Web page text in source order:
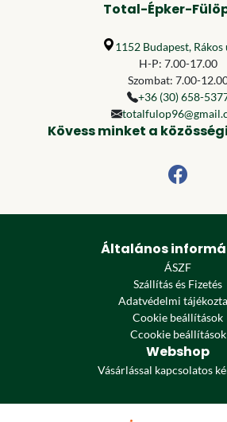
Total-Épker-
1152 Budapest, Rákos
H-P: 7.00-17.00
Szombat: 7.00-
+36 (30) 658-
Kövess minket a
Általános
ÁSZF
Szállítás és Fizetés
Adatvédelmi
Cookie beállítások
Ccookie beállítások
Webshop
Vásárlással kapcsolatos